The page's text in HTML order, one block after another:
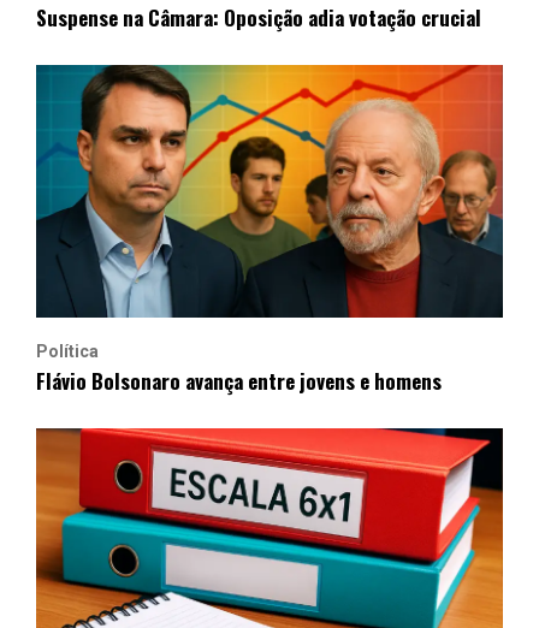
Suspense na Câmara: Oposição adia votação crucial
Política
Flávio Bolsonaro avança entre jovens e homens